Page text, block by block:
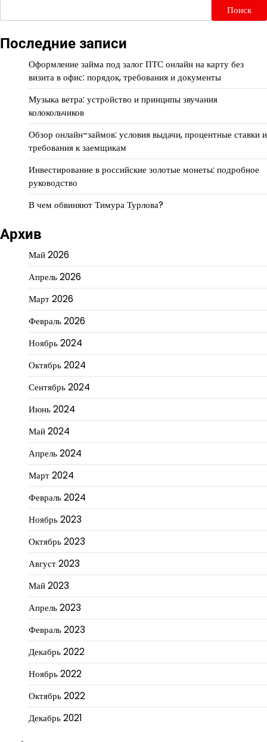
Поиск
Последние записи
Оформление займа под залог ПТС онлайн на карту без
визита в офис: порядок, требования и документы
Музыка ветра: устройство и принципы звучания
колокольчиков
Обзор онлайн-займов: условия выдачи, процентные ставки и
требования к заемщикам
Инвестирование в российские золотые монеты: подробное
руководство
В чем обвиняют Тимура Турлова?
Архив
Май 2026
Апрель 2026
Март 2026
Февраль 2026
Ноябрь 2024
Октябрь 2024
Сентябрь 2024
Июнь 2024
Май 2024
Апрель 2024
Март 2024
Февраль 2024
Ноябрь 2023
Октябрь 2023
Август 2023
Май 2023
Апрель 2023
Февраль 2023
Декабрь 2022
Ноябрь 2022
Октябрь 2022
Декабрь 2021